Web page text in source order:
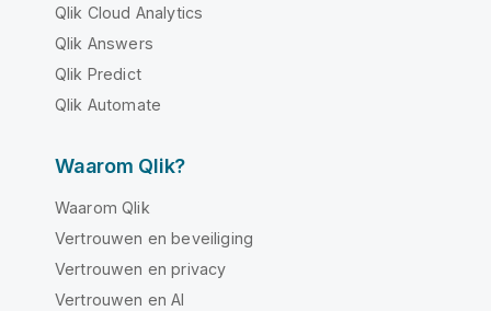
Qlik Cloud Analytics
Qlik Answers
Qlik Predict
Qlik Automate
Waarom Qlik?
Waarom Qlik
Vertrouwen en beveiliging
Vertrouwen en privacy
Vertrouwen en AI